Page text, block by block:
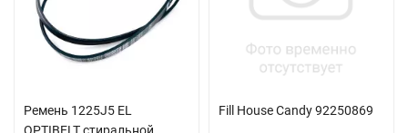
Ремень 1225J5 EL
Fill House Candy 92250869